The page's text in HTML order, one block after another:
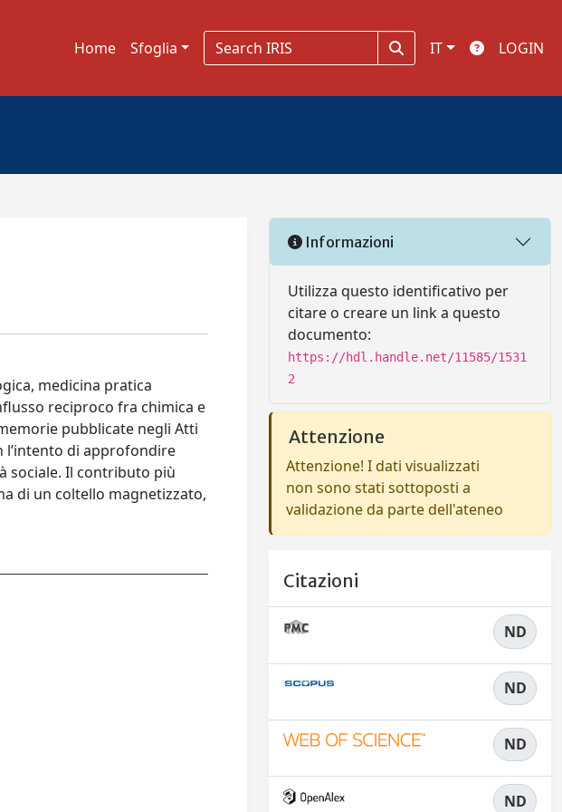
Home Sfoglia IT LOGIN
medicina pratica
reciproco fra chimica e
pubblicate negli Atti
l’intento di approfondire
sociale. Il contributo più
di un coltello magnetizzato,
Informazioni
Utilizza questo identificativo per
citare o creare un link a questo
documento:
https://hdl.handle.net/11585/1531
2
Attenzione
Attenzione! I dati visualizzati
non sono stati sottoposti a
validazione da parte dell'ateneo
Citazioni
ND
ND
ND
ND